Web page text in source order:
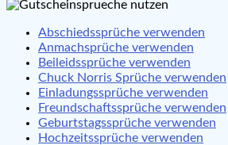
Abschiedssprüche verwenden
Anmachsprüche verwenden
Beileidssprüche verwenden
Chuck Norris Sprüche verwenden
Einladungssprüche verwenden
Freundschaftssprüche verwenden
Geburtstagssprüche verwenden
Hochzeitssprüche verwenden